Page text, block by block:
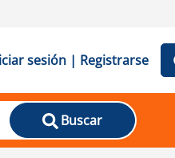
sesión | Registrarse
Buscar